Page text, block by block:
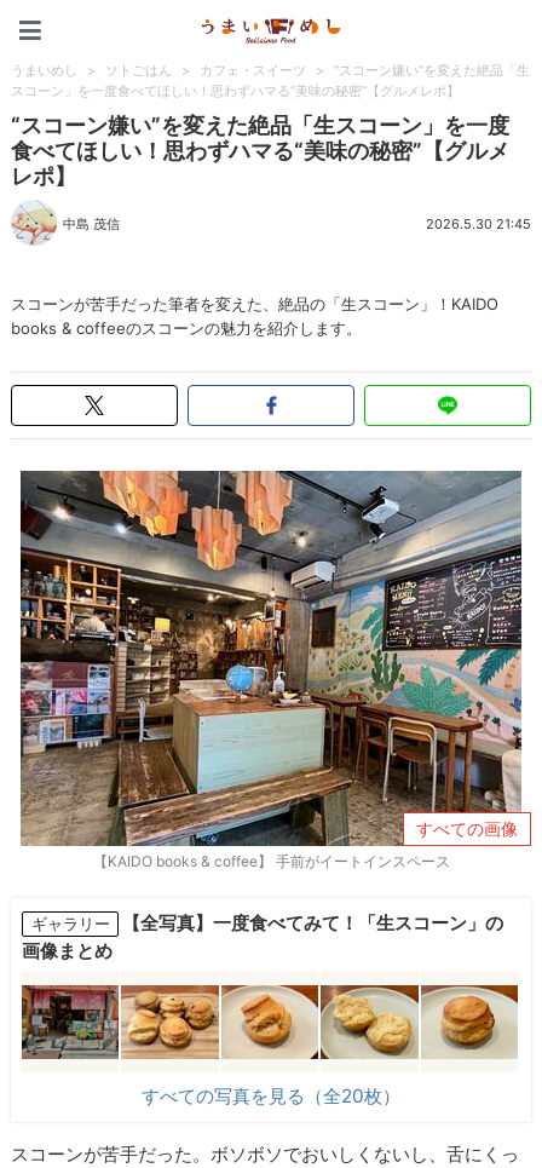
うまいめし > ソトごはん > カフェ・スイーツ >
“スコーン嫌い”を変えた絶品「生
スコーン」を一度食べてほしい！思わずハマる“美味の秘密”【グルメレポ】
“スコーン嫌い”を変えた絶品「生スコーン」を一度
食べてほしい！思わずハマる“美味の秘密”【グルメ
レポ】
中島 茂信 2026.5.30 21:45
スコーンが苦手だった筆者を変えた、絶品の「生スコーン」！KAIDO
books & coffeeのスコーンの魅力を紹介します。
すべての画像
【KAIDO books & coffee】 手前がイートインスペース
ギャラリー
【全写真】一度食べてみて！「生スコーン」の
画像まとめ
すべての写真を見る（全20枚）
スコーンが苦手だった。ボソボソでおいしくないし、舌にくっ